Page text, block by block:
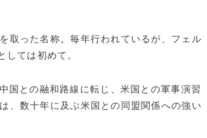
取った名称。毎年行われているが、フェル
しては初めて。
国との融和路線に転じ、米国との軍事演習
、数十年に及ぶ米国との同盟関係への強い